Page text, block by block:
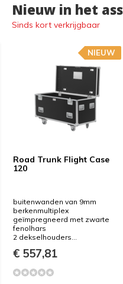
Nieuw in het
Sinds kort verkrijgbaar
Road Trunk Flight Case
120
NIEUW
buitenwanden van 9mm
berkenmultiplex
geïmpregneerd met zwarte
fenolhars
2 dekselhouders...
€ 557,81